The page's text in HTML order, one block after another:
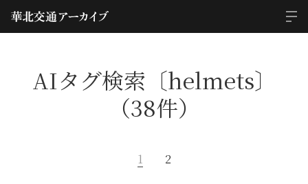
AIタグ検索〔helmets〕
（38件）
1 2